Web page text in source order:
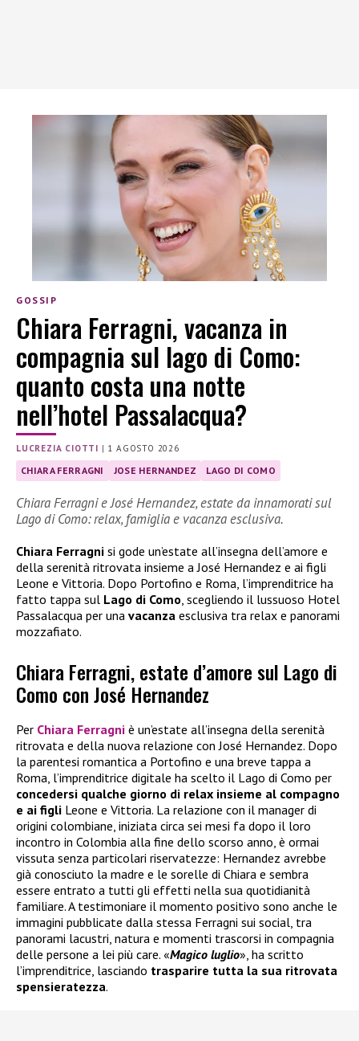
GOSSIP
Chiara Ferragni, vacanza in
compagnia sul lago di Como:
quanto costa una notte
nell’hotel Passalacqua?
LUCREZIA CIOTTI | 1 AGOSTO 2026
CHIARA FERRAGNI JOSE HERNANDEZ LAGO DI COMO
Chiara Ferragni e José Hernandez, estate da innamorati sul
Lago di Como: relax, famiglia e vacanza esclusiva.
Chiara Ferragni si gode un’estate all’insegna dell’amore e
della serenità ritrovata insieme a José Hernandez e ai figli
Leone e Vittoria. Dopo Portofino e Roma, l’imprenditrice ha
fatto tappa sul Lago di Como, scegliendo il lussuoso Hotel
Passalacqua per una vacanza esclusiva tra relax e panorami
mozzafiato.
Chiara Ferragni, estate d’amore sul Lago di
Como con José Hernandez
Per Chiara Ferragni è un’estate all’insegna della serenità
ritrovata e della nuova relazione con José Hernandez. Dopo
la parentesi romantica a Portofino e una breve tappa a
Roma, l’imprenditrice digitale ha scelto il Lago di Como per
concedersi qualche giorno di relax insieme al compagno
e ai figli Leone e Vittoria. La relazione con il manager di
origini colombiane, iniziata circa sei mesi fa dopo il loro
incontro in Colombia alla fine dello scorso anno, è ormai
vissuta senza particolari riservatezze: Hernandez avrebbe
già conosciuto la madre e le sorelle di Chiara e sembra
essere entrato a tutti gli effetti nella sua quotidianità
familiare. A testimoniare il momento positivo sono anche le
immagini pubblicate dalla stessa Ferragni sui social, tra
panorami lacustri, natura e momenti trascorsi in compagnia
delle persone a lei più care. «Magico luglio», ha scritto
l’imprenditrice, lasciando trasparire tutta la sua ritrovata
spensieratezza.